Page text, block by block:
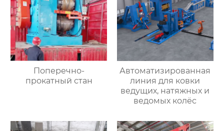
Поперечно-
прокатный стан
Автоматизированная
линия для ковки
ведущих, натяжных и
ведомых колёс